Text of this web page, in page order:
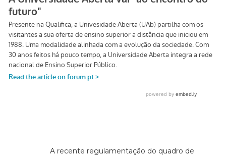
A recente regulamentação do quadro de